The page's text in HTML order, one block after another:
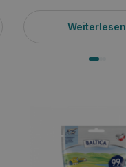
Weiterlesen